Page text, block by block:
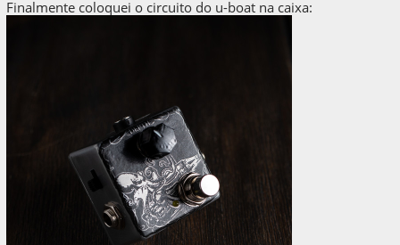
Finalmente coloquei o circuito do u-boat na caixa: